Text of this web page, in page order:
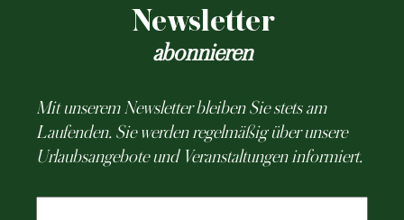
Newsletter
abonnieren
Mit unserem Newsletter bleiben Sie stets am
Laufenden. Sie werden regelmäßig über unsere
Urlaubsangebote und Veranstaltungen informiert.